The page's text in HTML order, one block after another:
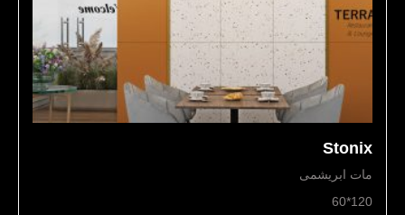
Stonix
مات ابریشمی
120*60